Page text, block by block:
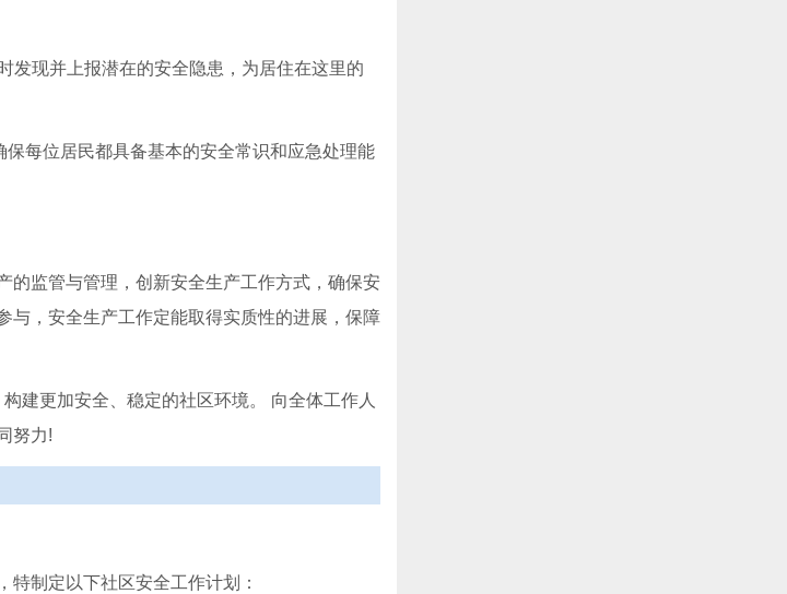
发现并上报潜在的安全隐患，为居住在这里的
每位居民都具备基本的安全常识和应急处理能
的监管与管理，创新安全生产工作方式，确保安
与，安全生产工作定能取得实质性的进展，保障
建更加安全、稳定的社区环境。 向全体工作人
努力!
制定以下社区安全工作计划：